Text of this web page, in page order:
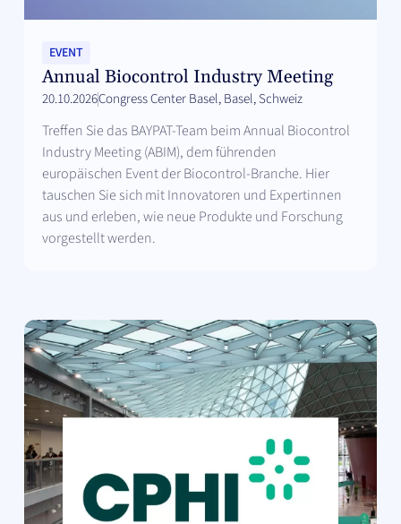
EVENT
Annual Biocontrol Industry Meeting
20.10.2026Congress Center Basel, Basel, Schweiz
Treffen Sie das BAYPAT-Team beim Annual Biocontrol
Industry Meeting (ABIM), dem führenden
europäischen Event der Biocontrol-Branche. Hier
tauschen Sie sich mit Innovatoren und Expertinnen
aus und erleben, wie neue Produkte und Forschung
vorgestellt werden.